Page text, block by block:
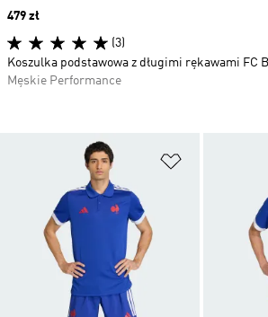
Dodaj do
Price
479 zł
(3)
Koszulka podstawowa z długimi rękawami FC
Męskie Performance